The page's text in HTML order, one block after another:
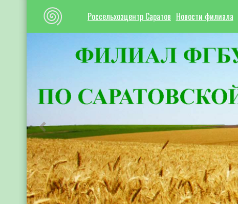
Россельхозцентр Саратов Новости филиала
Предыдущий